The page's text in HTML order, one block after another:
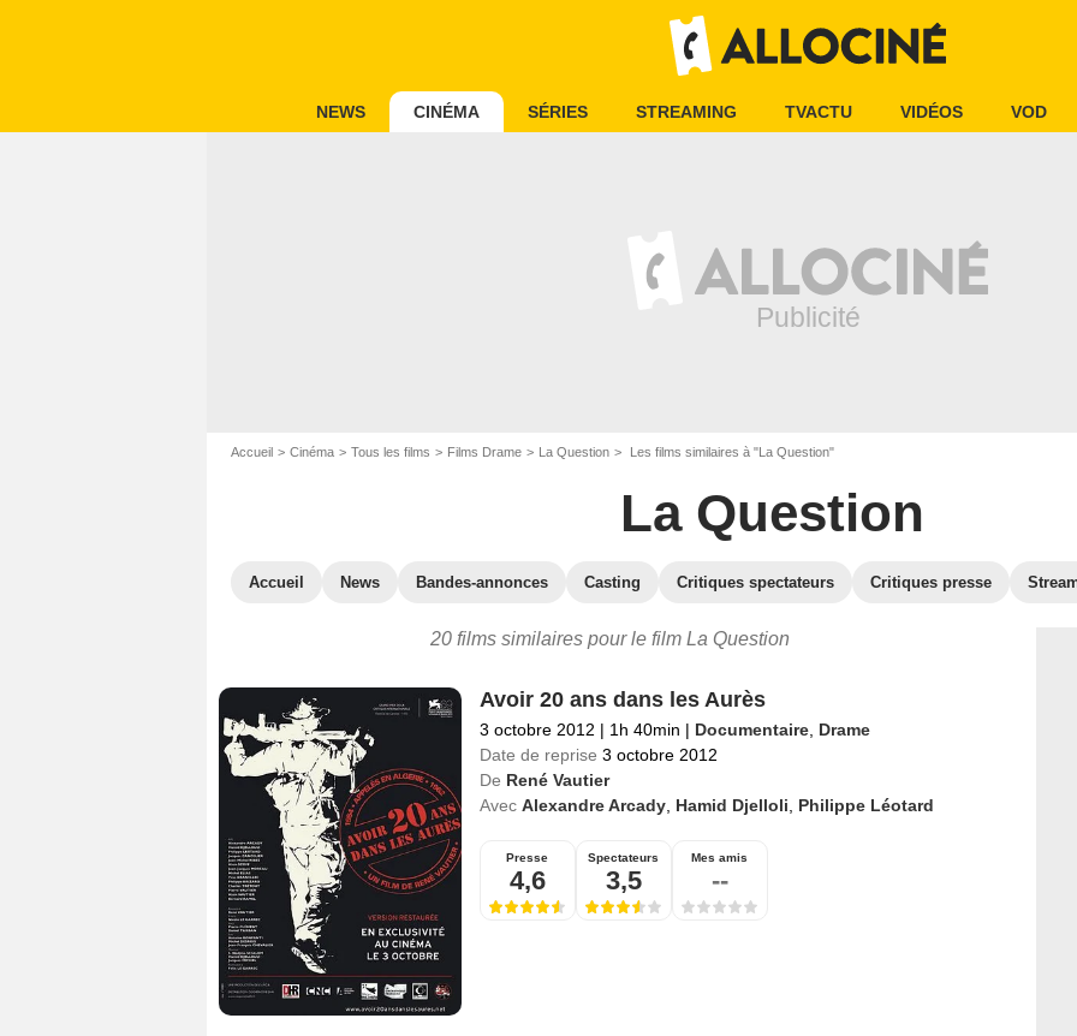
NEWS CINÉMA SÉRIES STREAMING TVACTU VIDÉOS VOD
Accueil Cinéma Tous les films Films Drame La Question Les films similaires à "La Question"
La Question
Accueil News Bandes-annonces Casting Critiques spectateurs Critiques presse
20 films similaires pour le film La Question
Avoir 20 ans dans les Aurès
3 octobre 2012 | 1h 40min | Documentaire, Drame
Date de reprise 3 octobre 2012
De René Vautier
Avec Alexandre Arcady, Hamid Djelloli Philippe Léotard
Presse
4,6
Spectateurs
3,5
Mes amis
--